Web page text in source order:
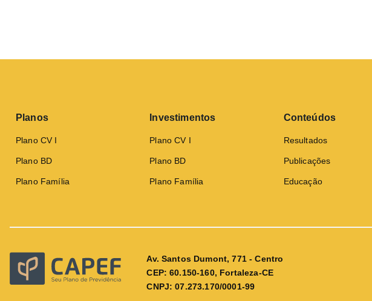
Planos
Plano CV I
Plano BD
Plano Família
Investimentos
Plano CV I
Plano BD
Plano Família
Conteúdos
Resultados
Publicações
Educação
Av. Santos Dumont, 771 - Centro
CEP: 60.150-160, Fortaleza-CE
CNPJ: 07.273.170/0001-99